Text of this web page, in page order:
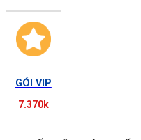
GÓI VIP
7.370k